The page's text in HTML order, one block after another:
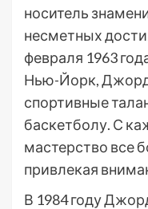
носитель
несметных
февраля 1963
Нью-Йорк,
спортивные
баскетболу. С
мастерство все
привлекая
В 1984 году